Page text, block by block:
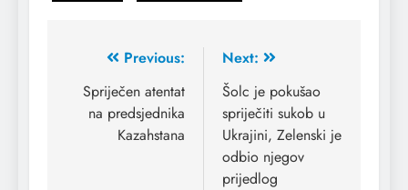
Previous:
Spriječen atentat
na predsjednika
Kazahstana
Next:
Šolc je pokušao
spriječiti sukob u
Ukrajini, Zelenski je
odbio njegov
prijedlog